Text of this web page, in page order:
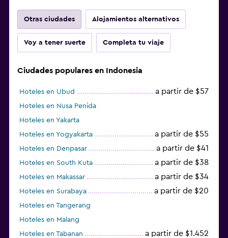
Otras ciudades Alojamientos alternativos
Voy a tener suerte Completa tu viaje
Ciudades populares en Indonesia
Hoteles en Ubud a partir de $57
Hoteles en Nusa Penida
Hoteles en Yakarta
Hoteles en Yogyakarta
a partir de $55
Hoteles en Denpasar a partir de $41
Hoteles en South Kuta a partir de $38
Hoteles en Makassar a partir de $34
Hoteles en Surabaya a partir de $20
Hoteles en Tangerang
Hoteles en Malang
Hoteles en Tabanan
a partir de $1.452